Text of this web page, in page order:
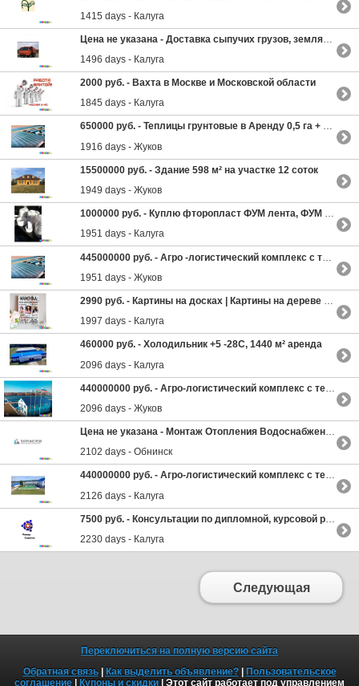
1415 days - Калуга
Цена не указана - Доставка сыпучих грузов, земляные работы, услуги экскаватора, вывоз мусора и т. д.
1496 days - Калуга
2000 руб. - Вахта в Москве и Московской области
1845 days - Калуга
650000 руб. - Теплицы грунтовые в Аренду 0,5 га + 1,0 га +1,55 га
1916 days - Жуков
15500000 руб. - Здание 598 м² на участке 12 соток
1949 days - Жуков
1000000 руб. - Куплю фторопласт ФУМ лента, ФУМ жгут, плёнка фторопластовая неликвиды по России
1951 days - Калуга
445000000 руб. - Агро -логистический комплекс с теплицами. ПРОДАЖА
1951 days - Жуков
2990 руб. - Картины на досках | Картины на дереве от Мастерской Fabrika.kartin
1997 days - Калуга
460000 руб. - Холодильник +5 -28С, 1440 м² аренда
2096 days - Калуга
440000000 руб. - Агро-логистический комплекс с теплицами. Продажа
2096 days - Жуков
Цена не указана - Монтаж Отопления Водоснабжения
2102 days - Обнинск
440000000 руб. - Агро-логистический комплекс с теплицами. Продажа
2126 days - Калуга
7500 руб. - Консультации по дипломной, курсовой работе в Калуге
2230 days - Калуга
Следующая
Переключиться на полную версию сайта
Обратная связь| Как выделить объявление?|
Пользовательское
соглашение
Купоны и скидки | Этот сайт работает под управлением